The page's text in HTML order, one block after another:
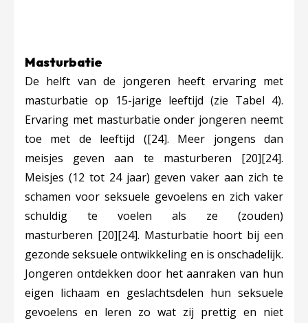
Masturbatie
De helft van de jongeren heeft ervaring met
masturbatie op 15-jarige leeftijd (zie Tabel 4).
Ervaring met masturbatie onder jongeren neemt
toe met de leeftijd ([24]. Meer jongens dan
meisjes geven aan te masturberen [20][24].
Meisjes (12 tot 24 jaar) geven vaker aan zich te
schamen voor seksuele gevoelens en zich vaker
schuldig te voelen als ze (zouden)
masturberen [20][24]. Masturbatie hoort bij een
gezonde seksuele ontwikkeling en is onschadelijk.
Jongeren ontdekken door het aanraken van hun
eigen lichaam en geslachtsdelen hun seksuele
gevoelens en leren zo wat zij prettig en niet